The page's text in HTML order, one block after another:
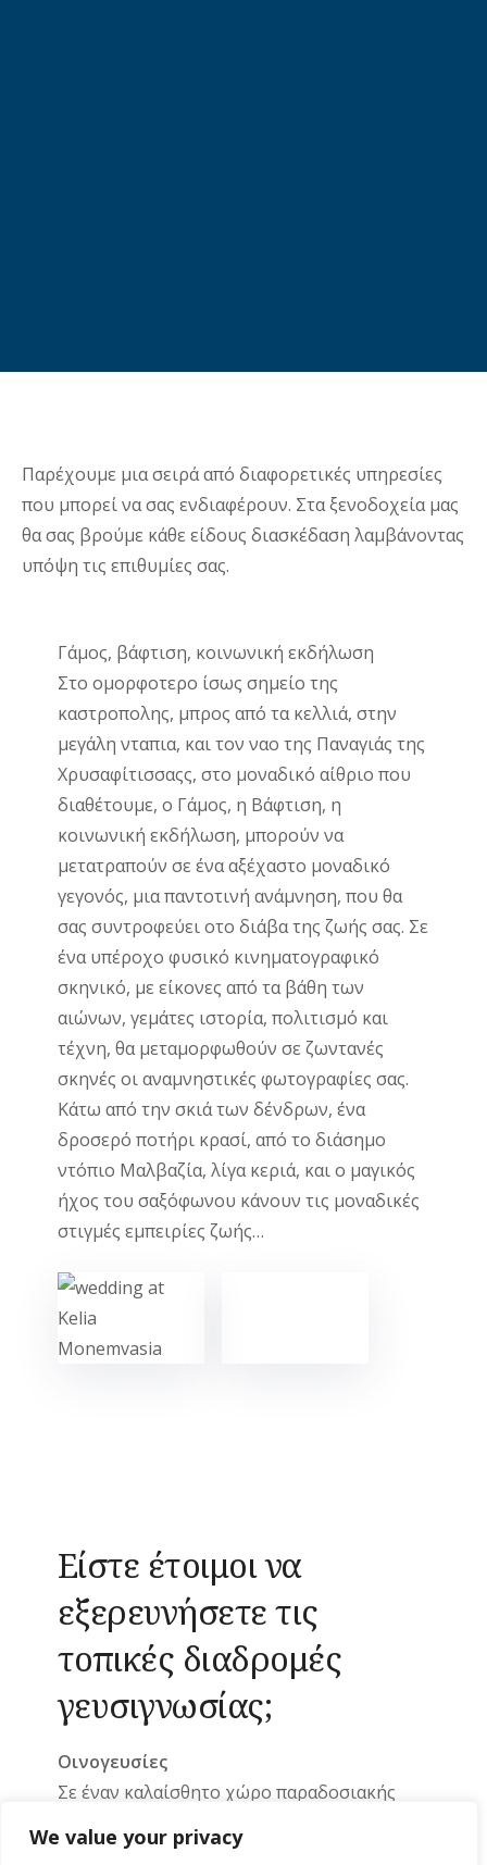
We value your privacy
Παρέχουμε μια σειρά από διαφορετικές υπηρεσίες
που μπορεί να σας ενδιαφέρουν. Στα ξενοδοχεία μας
θα σας βρούμε κάθε είδους διασκέδαση λαμβάνοντας
υπόψη τις επιθυμίες σας.
Γάμος, βάφτιση, κοινωνική εκδήλωση
Στο ομορφοτερο ίσως σημείο της
καστροπολης, μπρος από τα κελλιά, στην
μεγάλη νταπια, και τον ναο της Παναγιάς της
Χρυσαφίτισσαςς, στο μοναδικό αίθριο που
διαθέτουμε, ο Γάμος, η Βάφτιση, η
κοινωνική εκδήλωση, μπορούν να
μετατραπούν σε ένα αξέχαστο μοναδικό
γεγονός, μια παντοτινή ανάμνηση, που θα
σας συντροφεύει οτο διάβα της ζωής σας. Σε
ένα υπέροχο φυσικό κινηματογραφικό
σκηνικό, με είκονες από τα βάθη των
αιώνων, γεμάτες ιστορία, πολιτισμό και
τέχνη, θα μεταμορφωθούν σε ζωντανές
σκηνές οι αναμνηστικές φωτογραφίες σας.
Κάτω από την σκιά των δένδρων, ένα
δροσερό ποτήρι κρασί, από το διάσημο
ντόπιο Μαλβαζία, λίγα κεριά, και ο μαγικός
ήχος του σαξόφωνου κάνουν τις μοναδικές
στιγμές εμπειρίες ζωής…
Είστε έτοιμοι να
εξερευνήσετε τις
τοπικές διαδρομές
γευσιγνωσίας;
Οινογευσίες
Σε έναν καλαίσθητο χώρο παραδοσιακής
(κατά τους Ενετούς σήμαινε κόκκινος